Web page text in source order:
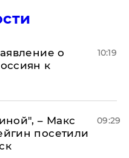
о
к
10:19
– Макс
посетили
09:29